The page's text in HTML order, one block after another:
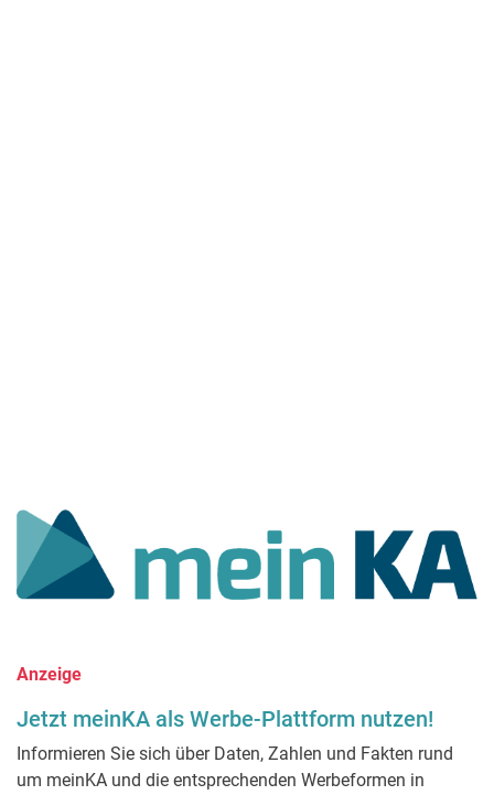
Anzeige
Jetzt meinKA als Werbe-Plattform nutzen!
Informieren Sie sich über Daten, Zahlen und Fakten rund
um meinKA und die entsprechenden Werbeformen in